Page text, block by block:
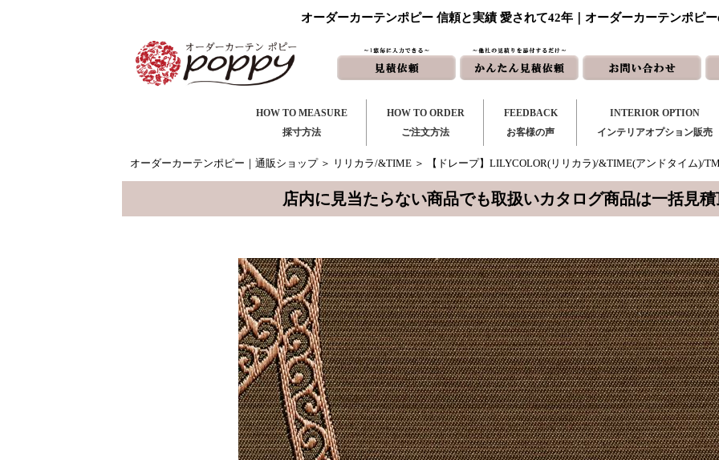
オーダーカーテンポピー 信頼と実績 愛されて42年｜オーダーカーテンポピ
HOW TO MEASURE
採寸方法
HOW TO ORDER
ご注文方法
FEEDBACK
お客様の声
INTERIOR OPTION
インテリアオプション販売
オーダーカーテンポピー｜通販ショップ＞ リリカラ/&TIME ＞ 【ドレープ】LILYCOLOR(リリカラ)/&TIME(アンドタイム)/
店内に見当たらない商品でも取扱いカタログ商品は一括見